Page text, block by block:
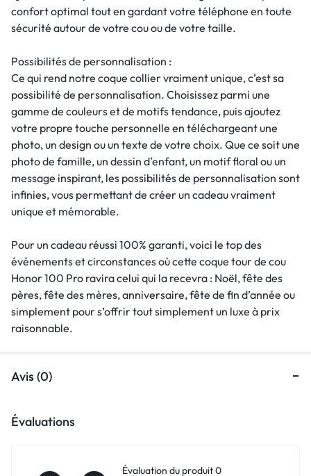
confort optimal tout en gardant votre téléphone en toute
sécurité autour de votre cou ou de votre taille.
Possibilités de personnalisation :
Ce qui rend notre coque collier vraiment unique, c’est sa
possibilité de personnalisation. Choisissez parmi une
gamme de couleurs et de motifs tendance, puis ajoutez
votre propre touche personnelle en téléchargeant une
photo, un design ou un texte de votre choix. Que ce soit une
photo de famille, un dessin d’enfant, un motif floral ou un
message inspirant, les possibilités de personnalisation sont
infinies, vous permettant de créer un cadeau vraiment
unique et mémorable.
Pour un cadeau réussi 100% garanti, voici le top des
événements et circonstances où cette coque tour de cou
Honor 100 Pro ravira celui qui la recevra : Noël, fête des
pères, fête des mères, anniversaire, fête de fin d’année ou
simplement pour s’offrir tout simplement un luxe à prix
raisonnable.
Avis (0)
Évaluations
Évaluation du produit 0